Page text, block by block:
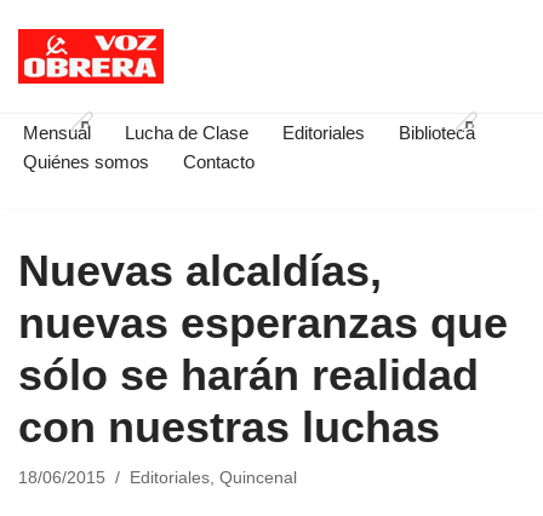
Saltar
contenido
Mensual Lucha de Clase Editoriales
Biblioteca
Quiénes somos
Contacto
Nuevas alcaldías,
nuevas esperanzas que
sólo se harán realidad
con nuestras luchas
18/06/2015 Editoriales, Quincenal